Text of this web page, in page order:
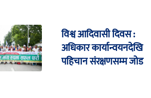
विश्व आदिवासी दिवस :
अधिकार कार्यान्वयनदेखि
पहिचान संरक्षणसम्म जोड